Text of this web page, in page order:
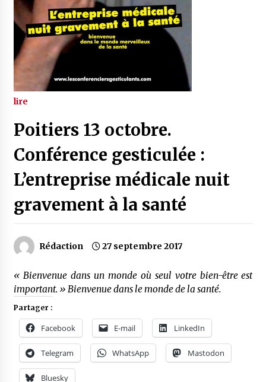
lire
Poitiers 13 octobre.
Conférence gesticulée :
L’entreprise médicale nuit
gravement à la santé
Rédaction 27 septembre 2017
« Bienvenue dans un monde où seul votre bien-être est
important. » Bienvenue dans le monde de la santé.
Partager :
Facebook E-mail LinkedIn
Telegram WhatsApp Mastodon
Bluesky